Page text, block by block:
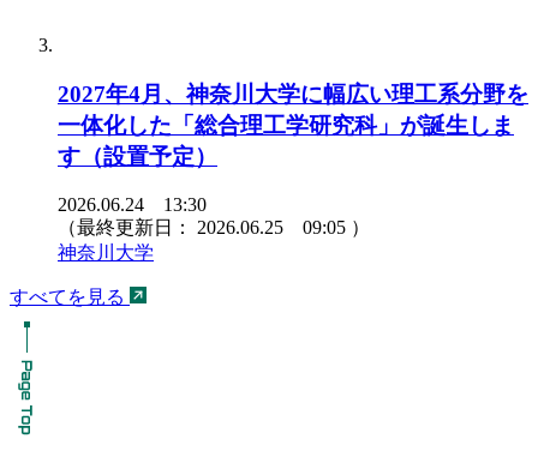
2027年4月、神奈川大学に幅広い理工系分野を
一体化した「総合理工学研究科」が誕生しま
す（設置予定）
2026.06.24 13:30
（最終更新日： 2026.06.25 09:05 ）
神奈川大学
すべてを見る